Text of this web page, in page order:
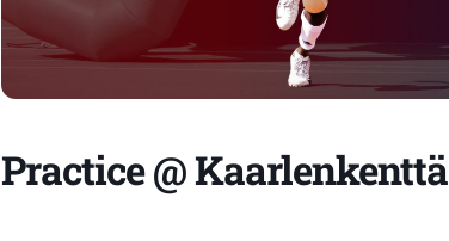
Practice @ Kaarlenkenttä